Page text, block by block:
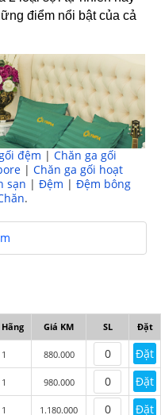
điểm nổi bật của cả
lụa 7 món OCL7M06
cotton lụa 7được dệt
với sự kết hợp hoàn
ra sản phẩm mềm
với điều kiện thời tiết
đệm | Chăn ga gối
| Chăn ga gối hoạt
sạn | Đệm | Đệm bông
.
Giá KM SL Đặt
1 880.000 Đặt
1 980.000 Đặt
1 1.180.000 Đặt